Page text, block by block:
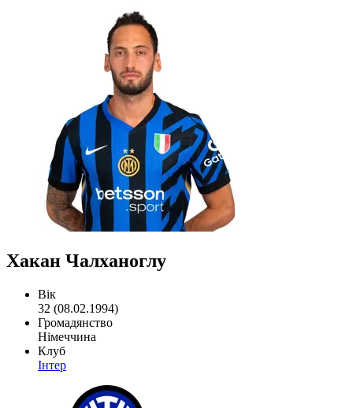
Хакан Чалханоглу
Вік
32 (08.02.1994)
Громадянство
Німеччина
Клуб
Інтер